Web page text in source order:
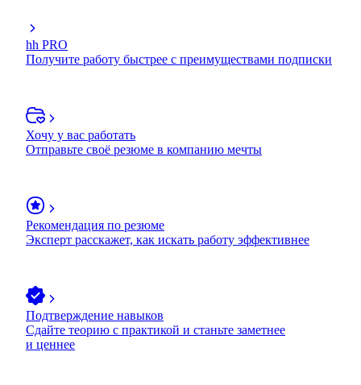
hh PRO
Получите работу быстрее с преимуществами подписки
Хочу у вас работать
Отправьте своё резюме в компанию мечты
Рекомендация по резюме
Эксперт расскажет, как искать работу эффективнее
Подтверждение навыков
Сдайте теорию с практикой и станьте заметнее
и ценнее